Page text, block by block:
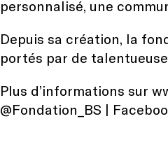
personnalisé, une
Depuis sa création, la
portés par de
Plus d’informations sur
@Fondation_BS |